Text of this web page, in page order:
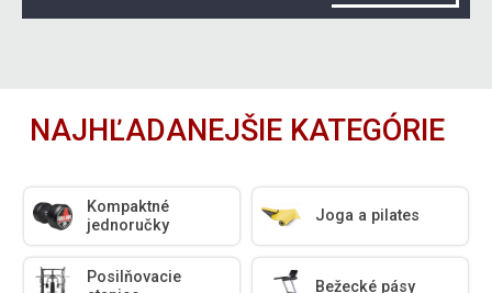
NAJHĽADANEJŠIE KATEGÓRIE
Kompaktné
jednoručky
Joga a pilates
Posilňovacie
Bežecké pásy